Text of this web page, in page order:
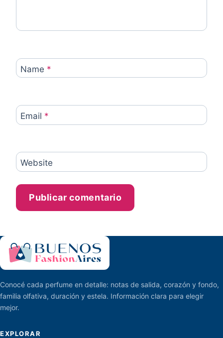
Name *
Email *
Website
Conocé cada perfume en detalle: notas de salida, corazón y fondo,
familia olfativa, duración y estela. Información clara para elegir
mejor.
EXPLORAR